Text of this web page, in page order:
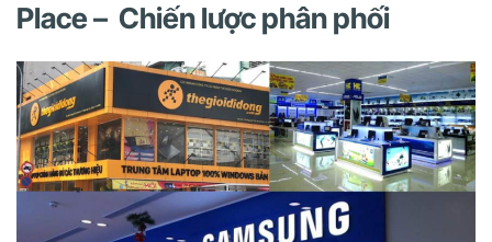
Place – Chiến lược phân phối